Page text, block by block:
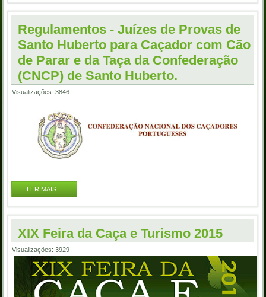
Regulamentos - Juízes de Provas de
Santo Huberto para Caçador com Cão
de Parar e da Taça da Confederação
(CNCP) de Santo Huberto.
Visualizações: 3846
LER MAIS...
XIX Feira da Caça e Turismo 2015
Visualizações: 3929